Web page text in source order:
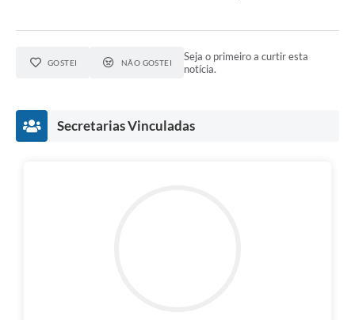
GOSTEI NÃO GOSTEI
Seja o primeiro a curtir esta
notícia.
Secretarias Vinculadas